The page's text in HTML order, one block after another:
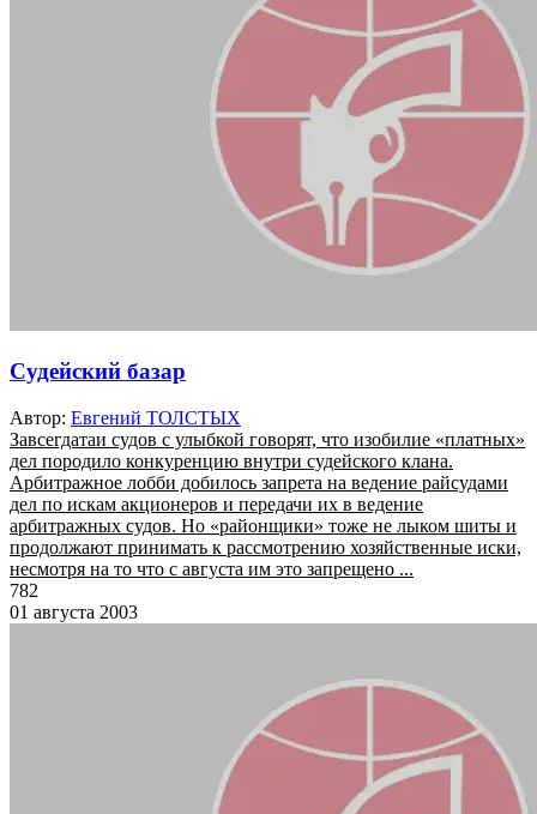
Судейский базар
Автор: Евгений ТОЛСТЫХ
Завсегдатаи судов с улыбкой говорят, что изобилие «платных»
дел породило конкуренцию внутри судейского клана.
Арбитражное лобби добилось запрета на ведение райсудами
дел по искам акционеров и передачи их в ведение
арбитражных судов. Но «районщики» тоже не лыком шиты и
продолжают принимать к рассмотрению хозяйственные иски,
несмотря на то что с августа им это запрещено ...
782
01 августа 2003